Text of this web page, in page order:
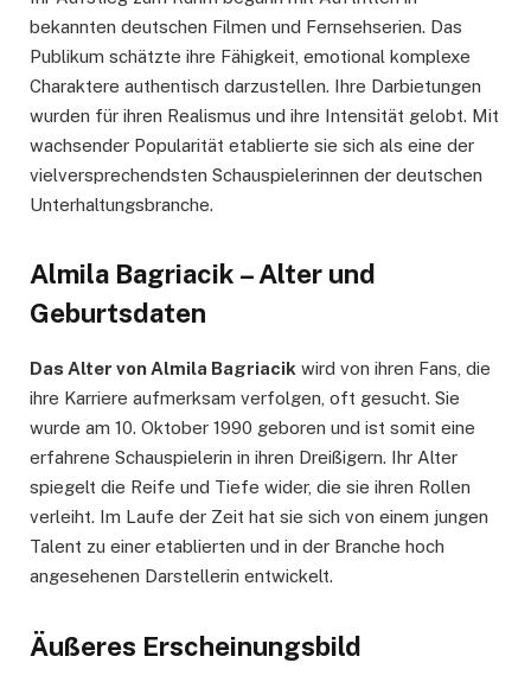
bekannten deutschen Filmen und Fernsehserien. Das
Publikum schätzte ihre Fähigkeit, emotional komplexe
Charaktere authentisch darzustellen. Ihre Darbietungen
wurden für ihren Realismus und ihre Intensität gelobt. Mit
wachsender Popularität etablierte sie sich als eine der
vielversprechendsten Schauspielerinnen der deutschen
Unterhaltungsbranche.
Almila Bagriacik – Alter und
Geburtsdaten
Das Alter von Almila Bagriacik wird von ihren Fans, die
ihre Karriere aufmerksam verfolgen, oft gesucht. Sie
wurde am 10. Oktober 1990 geboren und ist somit eine
erfahrene Schauspielerin in ihren Dreißigern. Ihr Alter
spiegelt die Reife und Tiefe wider, die sie ihren Rollen
verleiht. Im Laufe der Zeit hat sie sich von einem jungen
Talent zu einer etablierten und in der Branche hoch
angesehenen Darstellerin entwickelt.
Äußeres Erscheinungsbild